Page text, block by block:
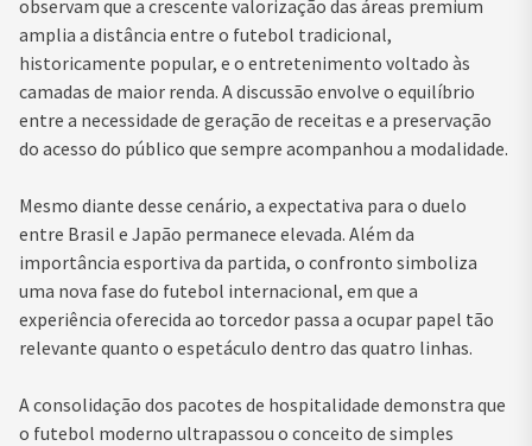
observam que a crescente valorização das áreas premium
amplia a distância entre o futebol tradicional,
historicamente popular, e o entretenimento voltado às
camadas de maior renda. A discussão envolve o equilíbrio
entre a necessidade de geração de receitas e a preservação
do acesso do público que sempre acompanhou a modalidade.
Mesmo diante desse cenário, a expectativa para o duelo
entre Brasil e Japão permanece elevada. Além da
importância esportiva da partida, o confronto simboliza
uma nova fase do futebol internacional, em que a
experiência oferecida ao torcedor passa a ocupar papel tão
relevante quanto o espetáculo dentro das quatro linhas.
A consolidação dos pacotes de hospitalidade demonstra que
o futebol moderno ultrapassou o conceito de simples